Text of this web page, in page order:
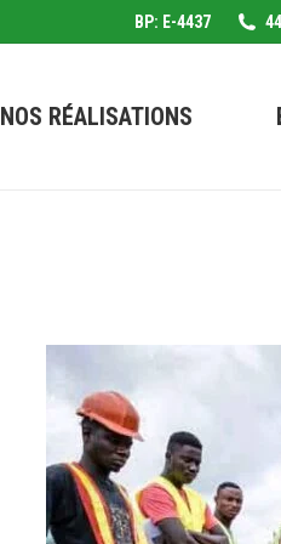
BP: E-4437
NOS RÉALISATIONS